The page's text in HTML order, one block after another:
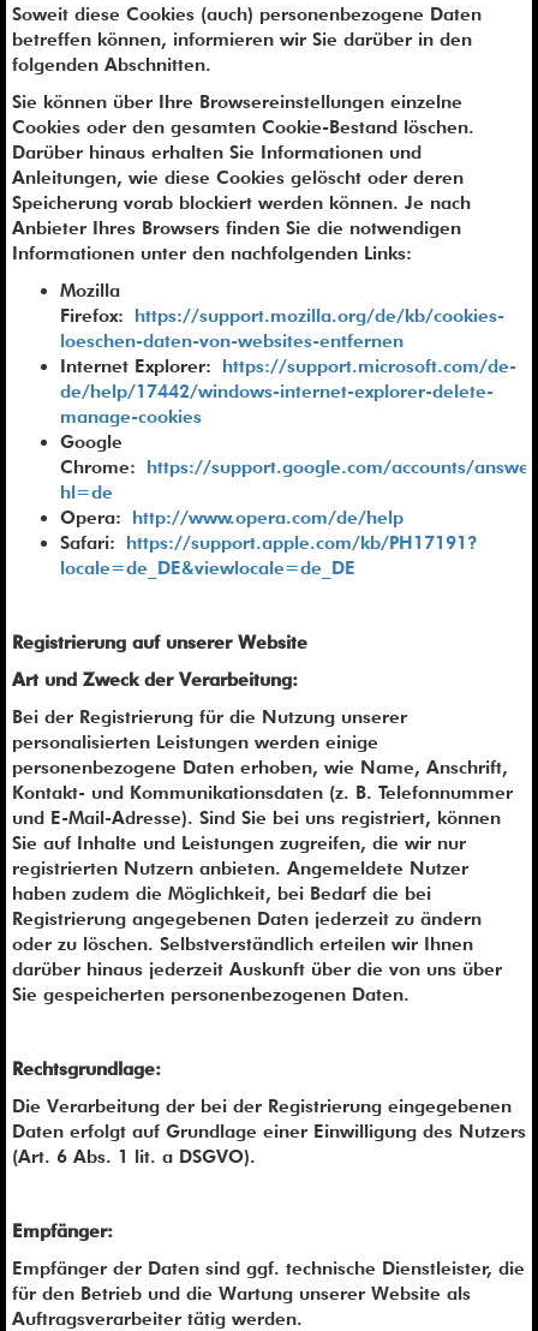
Soweit diese Cookies (auch) personenbezogene Daten
betreffen können, informieren wir Sie darüber in den
folgenden Abschnitten.
Sie können über Ihre Browsereinstellungen einzelne
Cookies oder den gesamten Cookie-Bestand löschen.
Darüber hinaus erhalten Sie Informationen und
Anleitungen, wie diese Cookies gelöscht oder deren
Speicherung vorab blockiert werden können. Je nach
Anbieter Ihres Browsers finden Sie die notwendigen
Informationen unter den nachfolgenden Links:
Mozilla
Firefox: https://support.mozilla.org/de/kb/cookies-
loeschen-daten-von-websites-entfernen
Internet Explorer: https://support.microsoft.com/de-
de/help/17442/windows-internet-explorer-delete-
manage-cookies
Google
Chrome: https://support.google.com/accounts/
hl=de
Opera: http://www.opera.com/de/help
Safari: https://support.apple.com/kb/PH17191?
locale=de_DE&viewlocale=de_DE
Registrierung auf unserer Website
Art und Zweck der Verarbeitung:
Bei der Registrierung für die Nutzung unserer
personalisierten Leistungen werden einige
personenbezogene Daten erhoben, wie Name, Anschrift,
Kontakt- und Kommunikationsdaten (z. B. Telefonnummer
und E-Mail-Adresse). Sind Sie bei uns registriert, können
Sie auf Inhalte und Leistungen zugreifen, die wir nur
registrierten Nutzern anbieten. Angemeldete Nutzer
haben zudem die Möglichkeit, bei Bedarf die bei
Registrierung angegebenen Daten jederzeit zu ändern
oder zu löschen. Selbstverständlich erteilen wir Ihnen
darüber hinaus jederzeit Auskunft über die von uns über
Sie gespeicherten personenbezogenen Daten.
Rechtsgrundlage:
Die Verarbeitung der bei der Registrierung eingegebenen
Daten erfolgt auf Grundlage einer Einwilligung des Nutzers
(Art. 6 Abs. 1 lit. a DSGVO).
Empfänger:
Empfänger der Daten sind ggf. technische Dienstleister, die
für den Betrieb und die Wartung unserer Website als
Auftragsverarbeiter tätig werden.